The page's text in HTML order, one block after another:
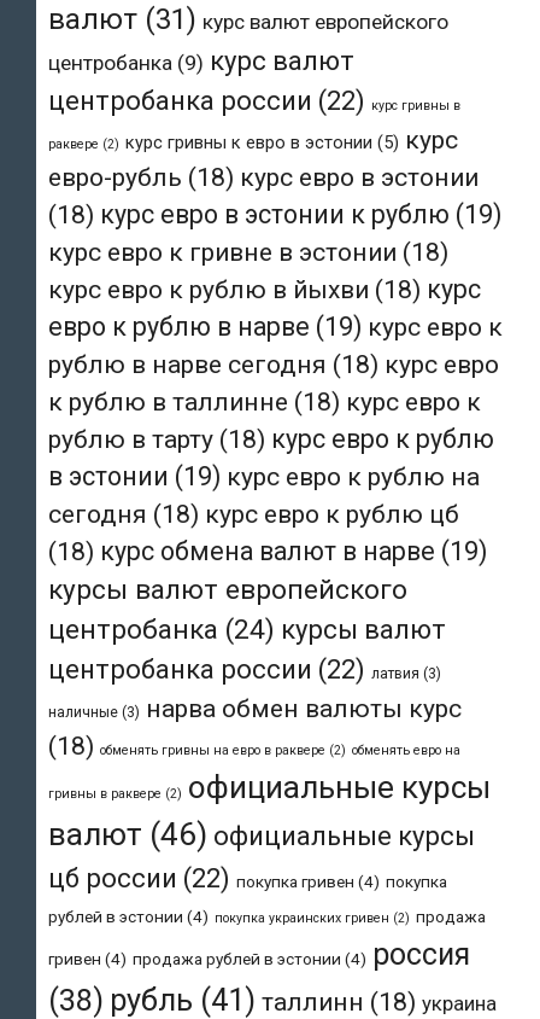
валют (31) курс валют европейского
центробанка (9) курс валют
центробанка россии (22) курс гривны в
раквере (2) курс гривны к евро в эстонии (5) курс
евро-рубль (18) курс евро в эстонии
(18) курс евро в эстонии к рублю (19)
курс евро к гривне в эстонии (18)
курс евро к рублю в йыхви (18) курс
евро к рублю в нарве (19) курс евро к
рублю в нарве сегодня (18) курс евро
к рублю в таллинне (18) курс евро к
рублю в тарту (18) курс евро к рублю
в эстонии (19) курс евро к рублю на
сегодня (18) курс евро к рублю цб
(18) курс обмена валют в нарве (19)
курсы валют европейского
центробанка (24) курсы валют
центробанка россии (22) латвия (3)
наличные (3) нарва обмен валюты курс
(18) обменять гривны на евро в раквере (2) обменять евро на
гривны в раквере (2) официальные курсы
валют (46) официальные курсы
цб россии (22) покупка гривен (4) покупка
рублей в эстонии (4) покупка украинских гривен (2) продажа
гривен (4) продажа рублей в эстонии (4) россия
(38) рубль (41) таллинн (18) украина